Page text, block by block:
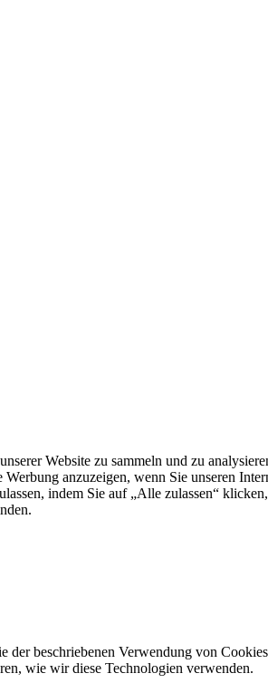
Website zu sammeln und zu
anzuzeigen, wenn Sie unseren
indem Sie auf „Alle zulassen“
beschriebenen Verwendung von
wie wir diese Technologien verwenden.